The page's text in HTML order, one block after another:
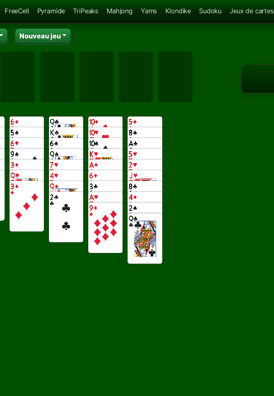
FreeCell Pyramide TriPeaks Mahjong Yams Klondike Sudoku Jeux de cartes
Nouveau jeu